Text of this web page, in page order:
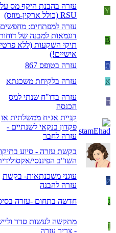
Y
עזרה בהבנת היקף מס על
RSU (כולל ארקין-מוזס)
B
עזרה למפתחים: מחפשים
דוגמאות למבנה של
תיקי השקעות (ללא
אישיים!)
ת עזרה בטופס 867
א
עזרה בלקיחת משכנתא
ד
עזרה בדו"ח שנתי למס
הכנסה
קניית אג״ח ממשלתית או
פקדון בנקאי לשנתיים -
עזרה לחבר
בקשת עזרה - סיוע
השו"ב הפיננסי/
ק
עוגני משכנתאות- בקשת
עזרה להבנה
ג חדשה בתחום -עזרה
I
מתקשה לעשות סדר
- צריך עזרה